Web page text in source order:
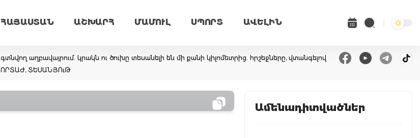
ՀԱՅԱՍՏԱՆ ԱՇԽԱՐՀ ՄԱՄՈՒԼ ՍՊՈՐՏ ԱՎԵԼԻՆ
աղբավայրում. կրակն ու ծուխը տեսանելի են մի քանի կիլոմետրից. հրշեջները, վտանգելով
ՏԵՍԱՆՅՈւԹ
Ամենադիտվածներ